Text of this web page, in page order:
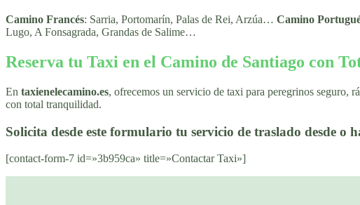
Camino Francés: Sarria, Portomarín, Palas de Rei, Arzúa… Camino
Lugo, A Fonsagrada, Grandas de Salime…
Reserva tu Taxi en el Camino de Santiago con
En taxienelecamino.es, ofrecemos un servicio de taxi para peregrinos seguro,
con total tranquilidad.
Solicita desde este formulario tu servicio de traslado desde o
[contact-form-7 id=»3b959ca» title=»Contactar Taxi»]